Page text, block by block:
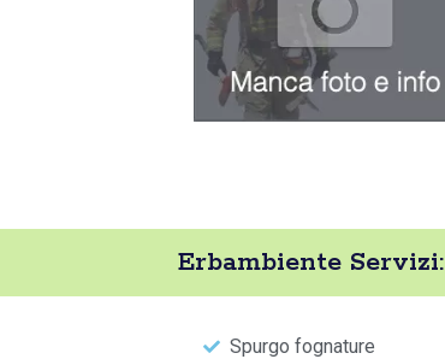
Erbambiente Servizi:
Spurgo fognature